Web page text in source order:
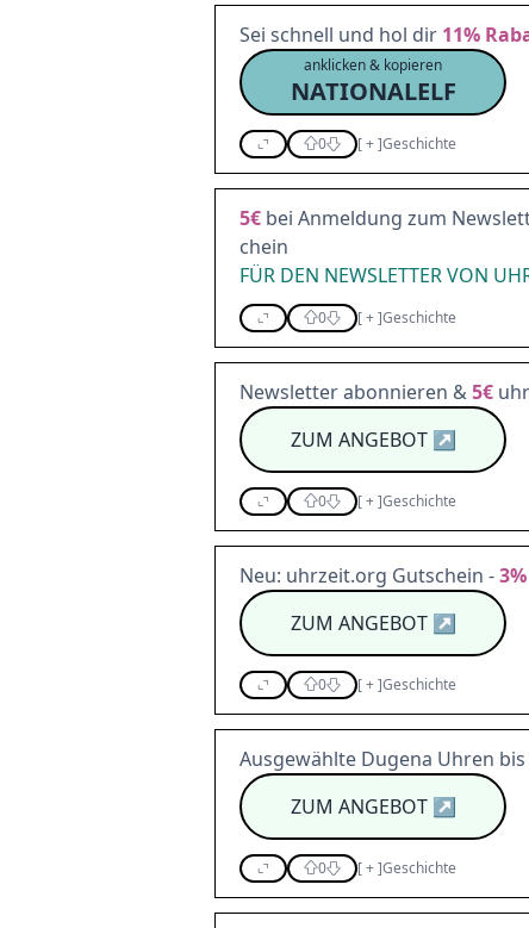
Sei schnell und hol dir 11%
anklicken & kopieren
NATIONALELF
0 [+]Geschichte
5€ bei Anmeldung zum
chein
FÜR DEN NEWSLETTER VON
0 [+]Geschichte
Newsletter abonnieren &5€
ZUM ANGEBOT↗
0 [+]Geschichte
Neu: uhrzeit.org Gutschein -3%
ZUM ANGEBOT↗
0 [+]Geschichte
Ausgewählte Dugena Uhren bis
ZUM ANGEBOT↗
0 [+]Geschichte